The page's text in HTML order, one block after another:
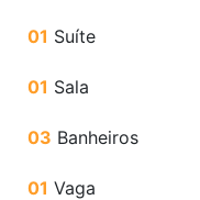
01 Suíte
01 Sala
03 Banheiros
01 Vaga